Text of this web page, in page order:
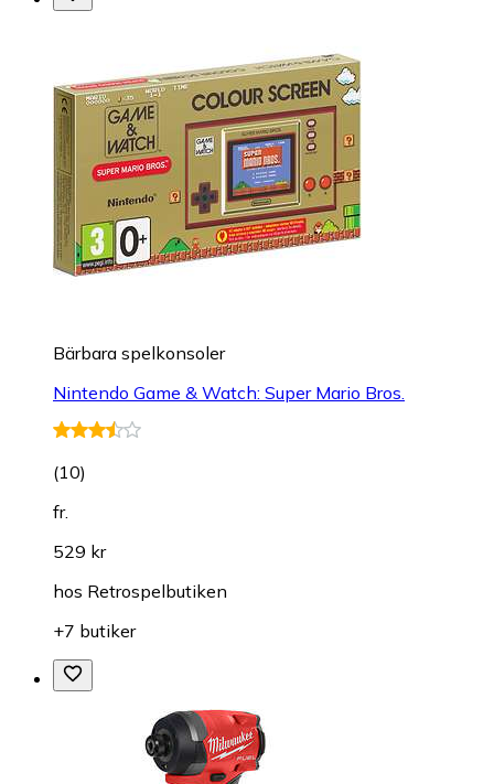
Bärbara spelkonsoler
Nintendo Game & Watch: Super Mario Bros.
(10)
fr.
529 kr
hos Retrospelbutiken
+7 butiker